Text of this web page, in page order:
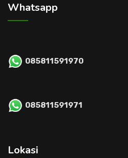
Whatsapp
085811591970
085811591971
Lokasi